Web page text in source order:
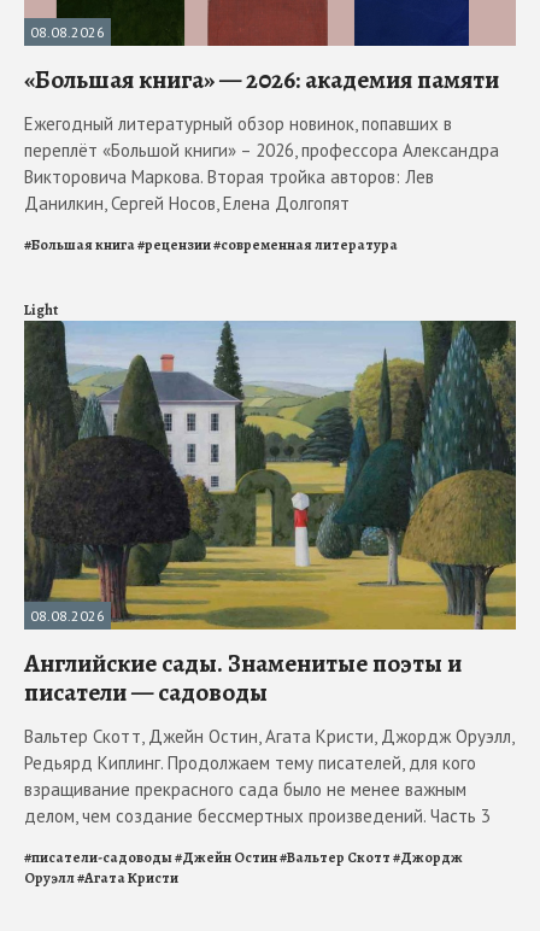
08.08.2026
«Большая книга» — 2026: академия памяти
Ежегодный литературный обзор новинок, попавших в
переплёт «Большой книги» – 2026, профессора Александра
Викторовича Маркова. Вторая тройка авторов: Лев
Данилкин, Сергей Носов, Елена Долгопят
#Большая книга#рецензии#современная литература
Light
08.08.2026
Английские сады. Знаменитые поэты и
писатели — садоводы
Вальтер Скотт, Джейн Остин, Агата Кристи, Джордж Оруэлл,
Редьярд Киплинг. Продолжаем тему писателей, для кого
взращивание прекрасного сада было не менее важным
делом, чем создание бессмертных произведений. Часть 3
#писатели-садоводы#Джейн Остин#Вальтер Скотт#Джордж
Оруэлл#Агата Кристи